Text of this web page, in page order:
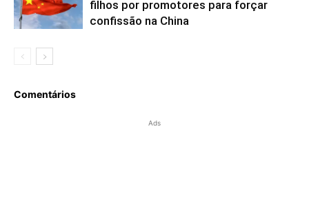
filhos por promotores para forçar
confissão na China
Comentários
Ads